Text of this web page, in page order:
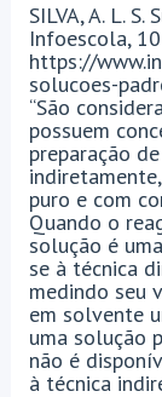
SILVA, A. L.
Infoescola,
https://
solucoes-
“São
possuem
preparação
puro e com
Quando o
solução é
se à técnica
medindo seu
em solvente
uma solução
não é
à técnica